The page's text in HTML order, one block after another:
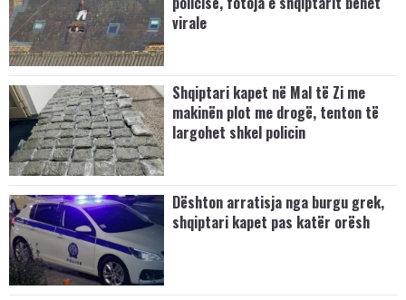
virale
Shqiptari kapet në Mal të Zi me
makinën plot me drogë, tenton të
largohet shkel policin
Dështon arratisja nga burgu grek,
shqiptari kapet pas katër orësh